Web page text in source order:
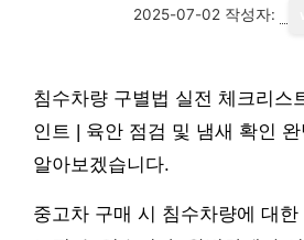
2025-07-02 작성자:
침수차량 구별법 실전 체크리스
인트 | 육안 점검 및 냄새 확인
알아보겠습니다.
중고차 구매 시 침수차량에 대